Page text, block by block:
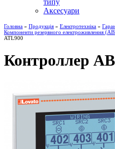
Аксесуари
Головна » Продукція » Електротехніка »
Компоненти резервного електроживлення
ATL900
Контроллер